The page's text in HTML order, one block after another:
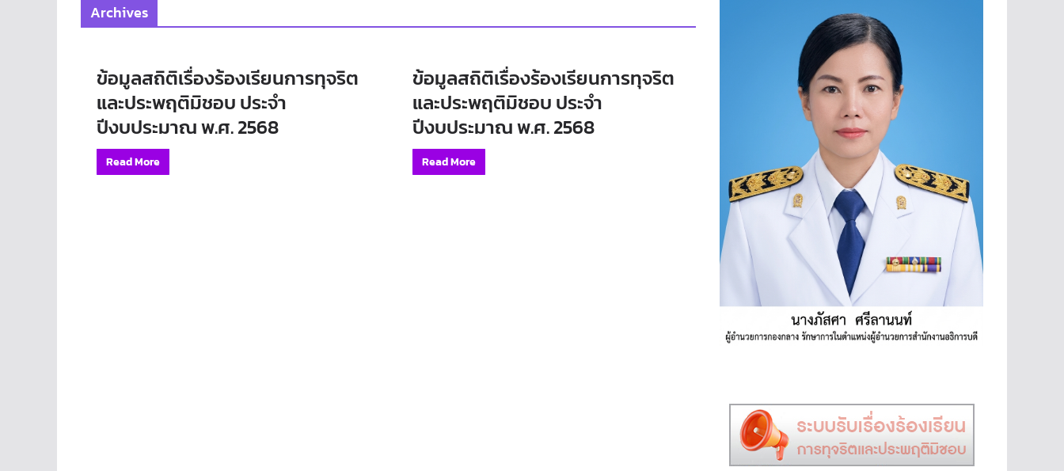
Archives
ข้อมูลสถิติเรื่องร้องเรียนการทุจริต
และประพฤติมิชอบ ประจำ
ปีงบประมาณ พ.ศ. 2568
Read More
ข้อมูลสถิติเรื่องร้องเรียนการทุจริต
และประพฤติมิชอบ ประจำ
ปีงบประมาณ พ.ศ. 2568
Read More